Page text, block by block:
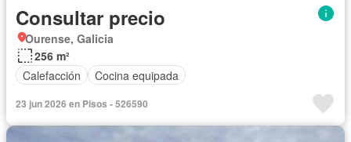
Consultar precio
Ourense, Galicia
256 m²
Calefacción
Cocina equipada
23 jun 2026 en Pisos - 526590